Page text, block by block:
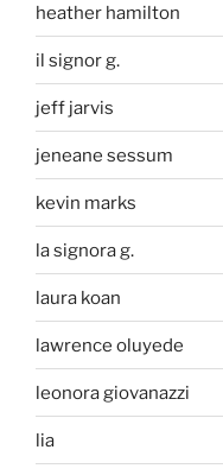
heather hamilton
il signor g.
jeff jarvis
jeneane sessum
kevin marks
la signora g.
laura koan
lawrence oluyede
leonora giovanazzi
lia